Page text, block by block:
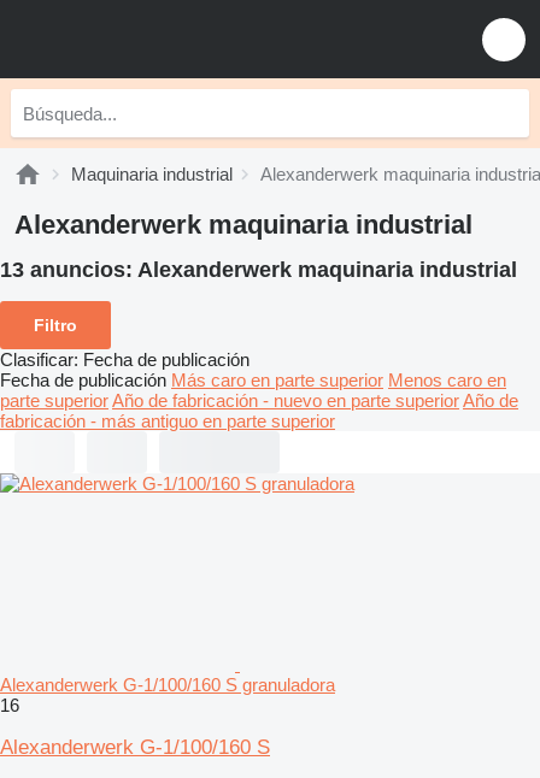
Maquinaria industrial Alexanderwerk maquinaria
Alexanderwerk maquinaria industrial
13 anuncios: Alexanderwerk maquinaria industrial
Filtro
Clasificar: Fecha de publicación
Fecha de publicación Más caro en parte superior Menos caro en
parte superiorAño de fabricación - nuevo en parte superiorAño de
fabricación - más antiguo en parte superior
Alexanderwerk G-1/100/160 S granuladora
16
Alexanderwerk G-1/100/160 S